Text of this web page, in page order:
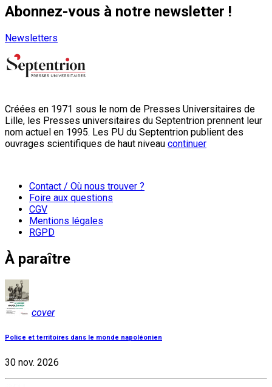
Abonnez-vous à notre newsletter !
Newsletters
Créées en 1971 sous le nom de Presses Universitaires de
Lille, les Presses universitaires du Septentrion prennent leur
nom actuel en 1995. Les PU du Septentrion publient des
ouvrages scientifiques de haut niveau continuer
Contact / Où nous trouver ?
Foire aux questions
CGV
Mentions légales
RGPD
À paraître
cover
Police et territoires dans le monde napoléonien
30 nov. 2026